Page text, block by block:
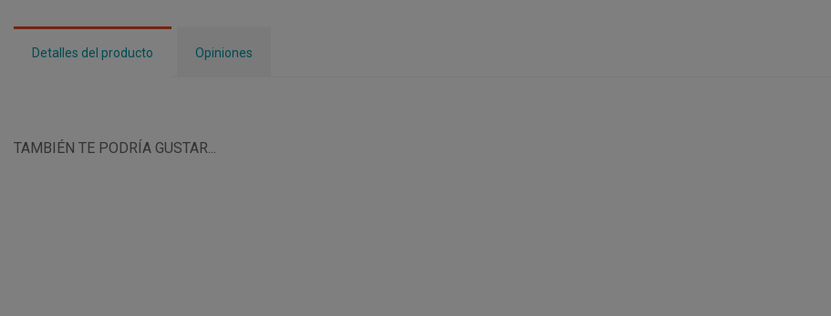
Detalles del producto Opiniones
TAMBIÉN TE PODRÍA GUSTAR...